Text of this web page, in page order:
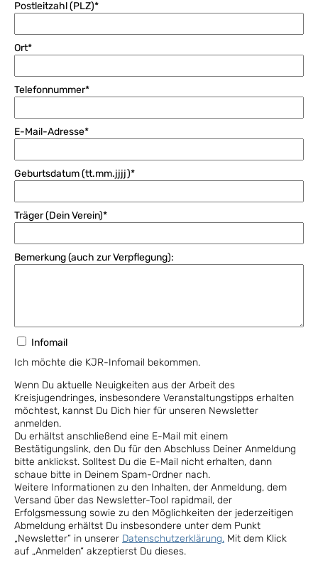
Postleitzahl (PLZ)*
Ort*
Telefonnummer*
E-Mail-Adresse*
Geburtsdatum (tt.mm.jjjj)*
Träger (Dein Verein)*
Bemerkung (auch zur Verpflegung):
Infomail
Ich möchte die KJR-Infomail bekommen.
Wenn Du aktuelle Neuigkeiten aus der Arbeit des
Kreisjugendringes, insbesondere Veranstaltungstipps erhalten
möchtest, kannst Du Dich hier für unseren Newsletter
anmelden.
Du erhältst anschließend eine E-Mail mit einem
Bestätigungslink, den Du für den Abschluss Deiner Anmeldung
bitte anklickst. Solltest Du die E-Mail nicht erhalten, dann
schaue bitte in Deinem Spam-Ordner nach.
Weitere Informationen zu den Inhalten, der Anmeldung, dem
Versand über das Newsletter-Tool rapidmail, der
Erfolgsmessung sowie zu den Möglichkeiten der jederzeitigen
Abmeldung erhältst Du insbesondere unter dem Punkt
„Newsletter“ in unserer Datenschutzerklärung. Mit dem Klick
auf „Anmelden“ akzeptierst Du dieses.